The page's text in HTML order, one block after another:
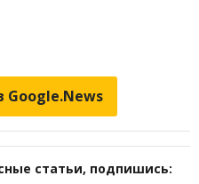
Google.News
статьи, подпишись: